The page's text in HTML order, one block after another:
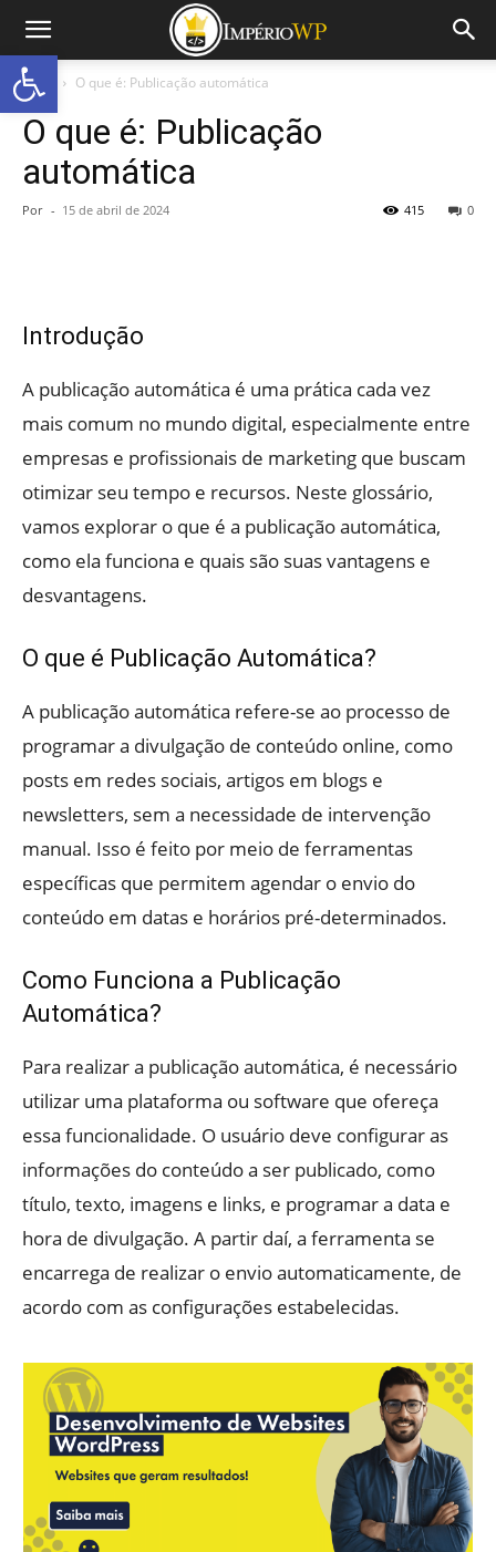
Início O que é: Publicação automática
O que é: Publicação
automática
Por - 15 de abril de 2024 0
415
Introdução
A publicação automática é uma prática cada vez
mais comum no mundo digital, especialmente entre
empresas e profissionais de marketing que buscam
otimizar seu tempo e recursos. Neste glossário,
vamos explorar o que é a publicação automática,
como ela funciona e quais são suas vantagens e
desvantagens.
O que é Publicação Automática?
A publicação automática refere-se ao processo de
programar a divulgação de conteúdo online, como
posts em redes sociais, artigos em blogs e
newsletters, sem a necessidade de intervenção
manual. Isso é feito por meio de ferramentas
específicas que permitem agendar o envio do
conteúdo em datas e horários pré-determinados.
Como Funciona a Publicação
Automática?
Para realizar a publicação automática, é necessário
utilizar uma plataforma ou software que ofereça
essa funcionalidade. O usuário deve configurar as
informações do conteúdo a ser publicado, como
título, texto, imagens e links, e programar a data e
hora de divulgação. A partir daí, a ferramenta se
encarrega de realizar o envio automaticamente, de
acordo com as configurações estabelecidas.
Abrir a barra de ferramentas